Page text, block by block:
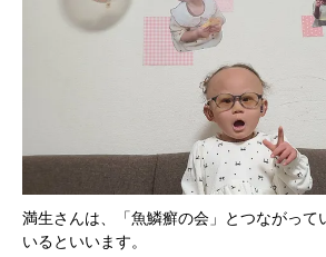
満生さんは、「魚鱗癬の会」とつながって
いるといいます。